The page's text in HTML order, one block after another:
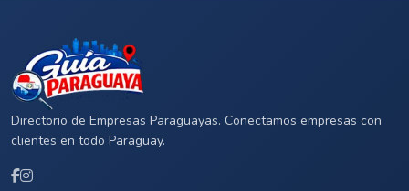
Directorio de Empresas Paraguayas. Conectamos empresas con
clientes en todo Paraguay.